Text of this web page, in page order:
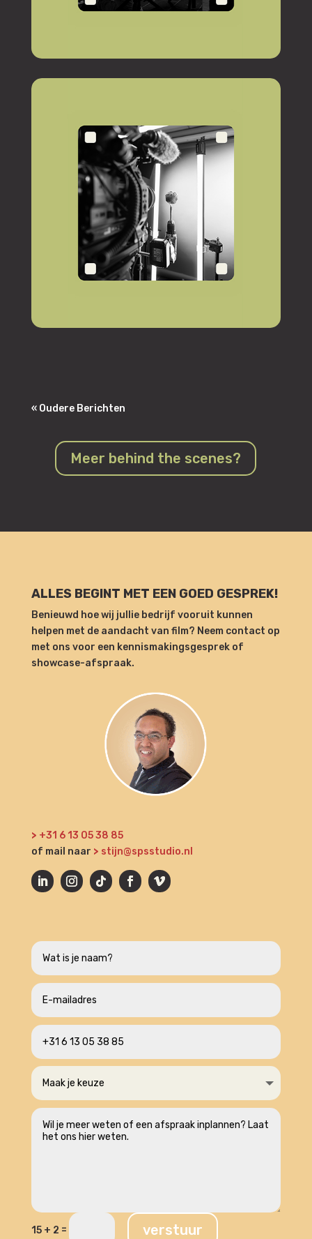
« Oudere Berichten
Meer behind the scenes?
ALLES BEGINT MET EEN GOED GESPREK!
Benieuwd hoe wij jullie bedrijf vooruit kunnen
helpen met de aandacht van film? Neem contact op
met ons voor een kennismakingsgesprek of
showcase-afspraak.
> +31 6 13 05 38 85
of mail naar > stijn@spsstudio.nl
15 + 2 = verstuur